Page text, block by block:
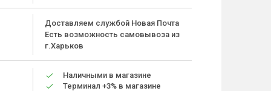
Доставляем службой Новая Почта
Есть возможность самовывоза из
г.Харьков
Наличными в магазине
Терминал +3% в магазине